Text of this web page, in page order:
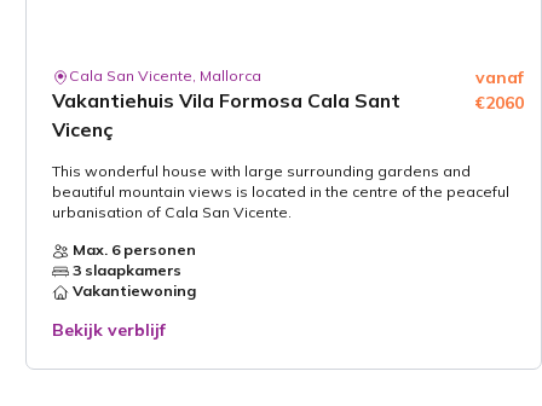
Cala San Vicente, Mallorca
Vakantiehuis Vila Formosa Cala Sant
Vicenç
vanaf
€2060
This wonderful house with large surrounding gardens and
beautiful mountain views is located in the centre of the peaceful
urbanisation of Cala San Vicente.
Max. 6 personen
3 slaapkamers
Vakantiewoning
Bekijk verblijf